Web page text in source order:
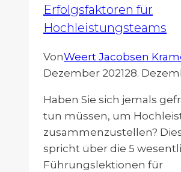
Erfolgsfaktoren für
Hochleistungsteams
VonWeert Jacobsen
Dezember 202128.
Haben Sie sich jemals
tun müssen, um
zusammenzustellen?
spricht über die 5
Führungslektionen für